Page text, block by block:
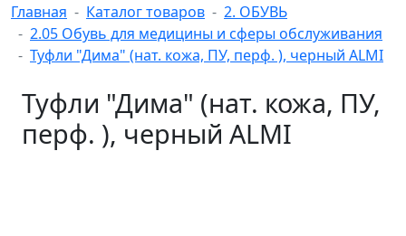
Главная Каталог товаров
2. ОБУВЬ
2.05 Обувь для медицины и сферы обслуживания
Туфли "Дима" (нат. кожа, ПУ, перф. ), черный ALMI
Туфли "Дима" (нат. кожа, ПУ,
перф. ), черный ALMI